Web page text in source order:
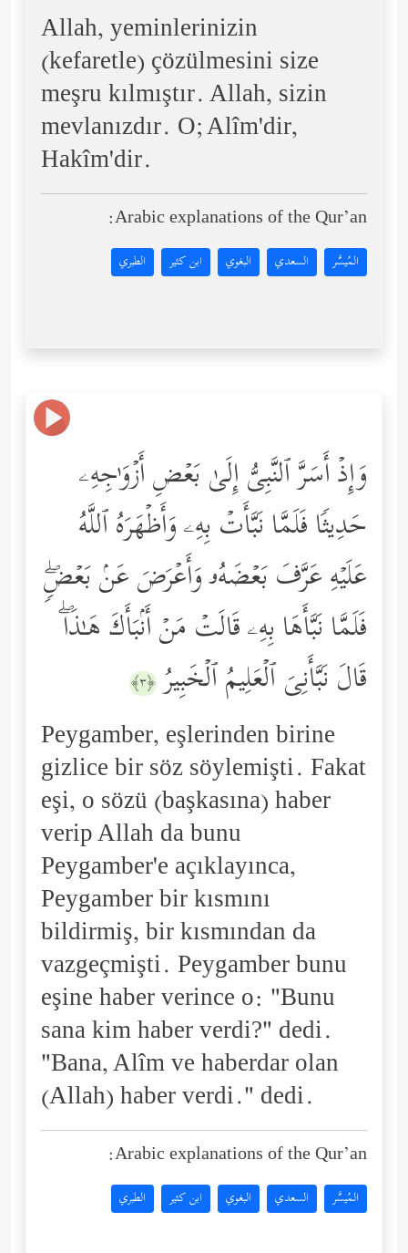
Allah, yeminlerinizin
(kefaretle) çözülmesini size
meşru kılmıştır. Allah, sizin
mevlanızdır. O; Alîm'dir,
Hakîm'dir.
Arabic explanations of the Qur’an:
المُيسَّر السعدي البغوي ابن كثير الطبري
وَإِذۡ أَسَرَّ ٱلنَّبِیُّ إِلَىٰ بَعۡضِ أَزۡوَ ٰ⁠جِهِۦ
حَدِیثࣰا فَلَمَّا نَبَّأَتۡ بِهِۦ وَأَظۡهَرَهُ ٱللَّهُ
عَلَیۡهِ عَرَّفَ بَعۡضَهُۥ وَأَعۡرَضَ عَنۢ بَعۡضࣲۖ
فَلَمَّا نَبَّأَهَا بِهِۦ قَالَتۡ مَنۡ أَنۢبَأَكَ هَـٰذَاۖ
قَالَ نَبَّأَنِیَ ٱلۡعَلِیمُ ٱلۡخَبِیرُ ﴿٣﴾
Peygamber, eşlerinden birine
gizlice bir söz söylemişti. Fakat
eşi, o sözü (başkasına) haber
verip Allah da bunu
Peygamber'e açıklayınca,
Peygamber bir kısmını
bildirmiş, bir kısmından da
vazgeçmişti. Peygamber bunu
eşine haber verince o: "Bunu
sana kim haber verdi?" dedi.
"Bana, Alîm ve haberdar olan
(Allah) haber verdi." dedi.
Arabic explanations of the Qur’an:
المُيسَّر السعدي البغوي ابن كثير الطبري